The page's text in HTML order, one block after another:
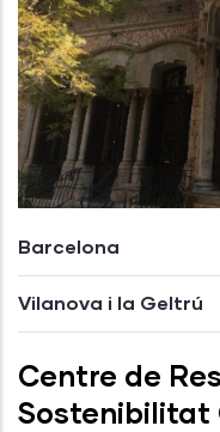
Barcelona
Vilanova i la Geltrú
Centre de
Sostenibilitat